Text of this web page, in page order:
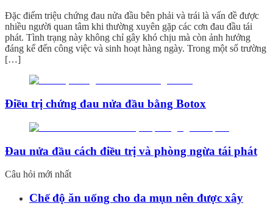
Đặc điểm triệu chứng đau nửa đầu bên phải và trái là vấn đề được
nhiều người quan tâm khi thường xuyên gặp các cơn đau đầu tái
phát. Tình trạng này không chỉ gây khó chịu mà còn ảnh hưởng
đáng kể đến công việc và sinh hoạt hàng ngày. Trong một số trường
[…]
Điều trị chứng đau nửa đầu bằng Botox
Đau nửa đầu cách điều trị và phòng ngừa tái phát
Câu hỏi mới nhất
Chế độ ăn uống cho da mụn nên được xây